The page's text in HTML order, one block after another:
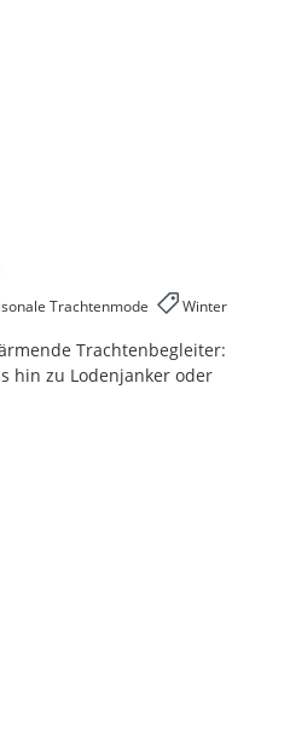
Trachtenmode Winter
Trachtenbegleiter:
hin zu Lodenjanker oder